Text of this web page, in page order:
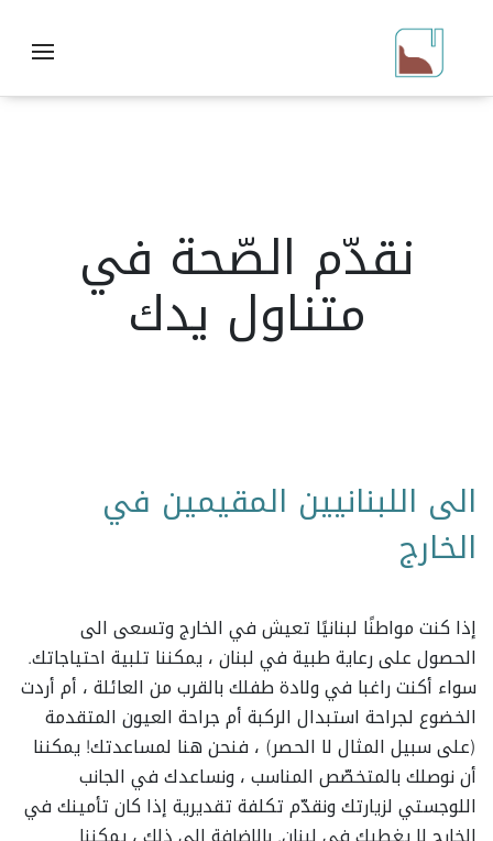
نقدّم الصّحة في
متناول يدك
الى اللبنانيين المقيمين في
الخارج
إذا كنت مواطنًا لبنانيًا تعيش في الخارج وتسعى الى
الحصول على رعاية طبية في لبنان ، يمكننا تلبية احتياجاتك.
سواء أكنت راغبا في ولادة طفلك بالقرب من العائلة ، أم أردت
الخضوع لجراحة استبدال الركبة أم جراحة العيون المتقدمة
(على سبيل المثال لا الحصر) ، فنحن هنا لمساعدتك! يمكننا
أن نوصلك بالمتخصّص المناسب ، ونساعدك في الجانب
اللوجستي لزيارتك ونقدّم تكلفة تقديرية إذا كان تأمينك في